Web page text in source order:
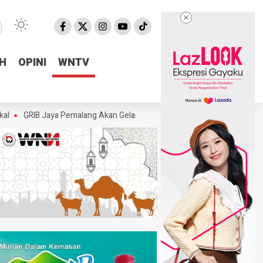
OPINI
WNTV
OPINI
WNTV
Jaya Pemalang Akan Gelar Aksi, Desak KPK Tuntaskan Dugaan Korupsi